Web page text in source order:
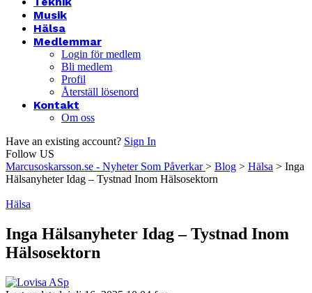
Musik
Hälsa
Medlemmar
Login för medlem
Bli medlem
Profil
Återställ lösenord
Kontakt
Om oss
Have an existing account? Sign In
Follow US
Marcusoskarsson.se - Nyheter Som Påverkar> Blog > Hälsa > Inga
Hälsanyheter Idag – Tystnad Inom Hälsosektorn
Hälsa
Inga Hälsanyheter Idag – Tystnad Inom
Hälsosektorn